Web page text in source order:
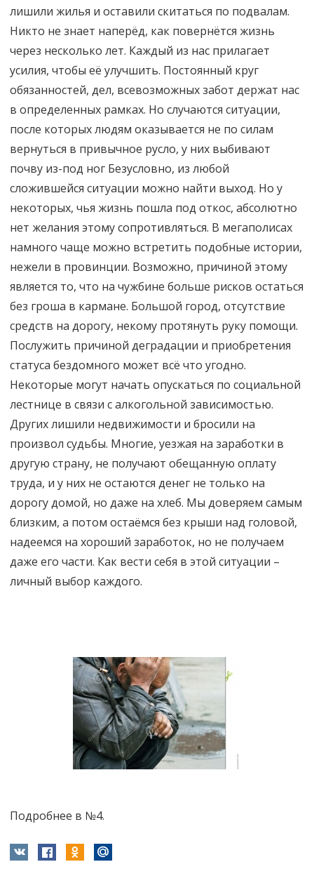
лишили жилья и оставили скитаться по подвалам.
Никто не знает наперёд, как повернётся жизнь
через несколько лет. Каждый из нас прилагает
усилия, чтобы её улучшить. Постоянный круг
обязанностей, дел, всевозможных забот держат нас
в определенных рамках. Но случаются ситуации,
после которых людям оказывается не по силам
вернуться в привычное русло, у них выбивают
почву из-под ног Безусловно, из любой
сложившейся ситуации можно найти выход. Но у
некоторых, чья жизнь пошла под откос, абсолютно
нет желания этому сопротивляться. В мегаполисах
намного чаще можно встретить подобные истории,
нежели в провинции. Возможно, причиной этому
является то, что на чужбине больше рисков остаться
без гроша в кармане. Большой город, отсутствие
средств на дорогу, некому протянуть руку помощи.
Послужить причиной деградации и приобретения
статуса бездомного может всё что угодно.
Некоторые могут начать опускаться по социальной
лестнице в связи с алкогольной зависимостью.
Других лишили недвижимости и бросили на
произвол судьбы. Многие, уезжая на заработки в
другую страну, не получают обещанную оплату
труда, и у них не остаются денег не только на
дорогу домой, но даже на хлеб. Мы доверяем самым
близким, а потом остаёмся без крыши над головой,
надеемся на хороший заработок, но не получаем
даже его части. Как вести себя в этой ситуации –
личный выбор каждого.
Подробнее в №4.